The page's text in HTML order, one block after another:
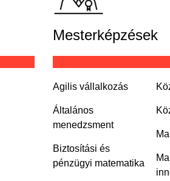
Mesterképzések
Agilis vállalkozás
Általános
menedzsment
Biztosítási és
pénzügyi matematika